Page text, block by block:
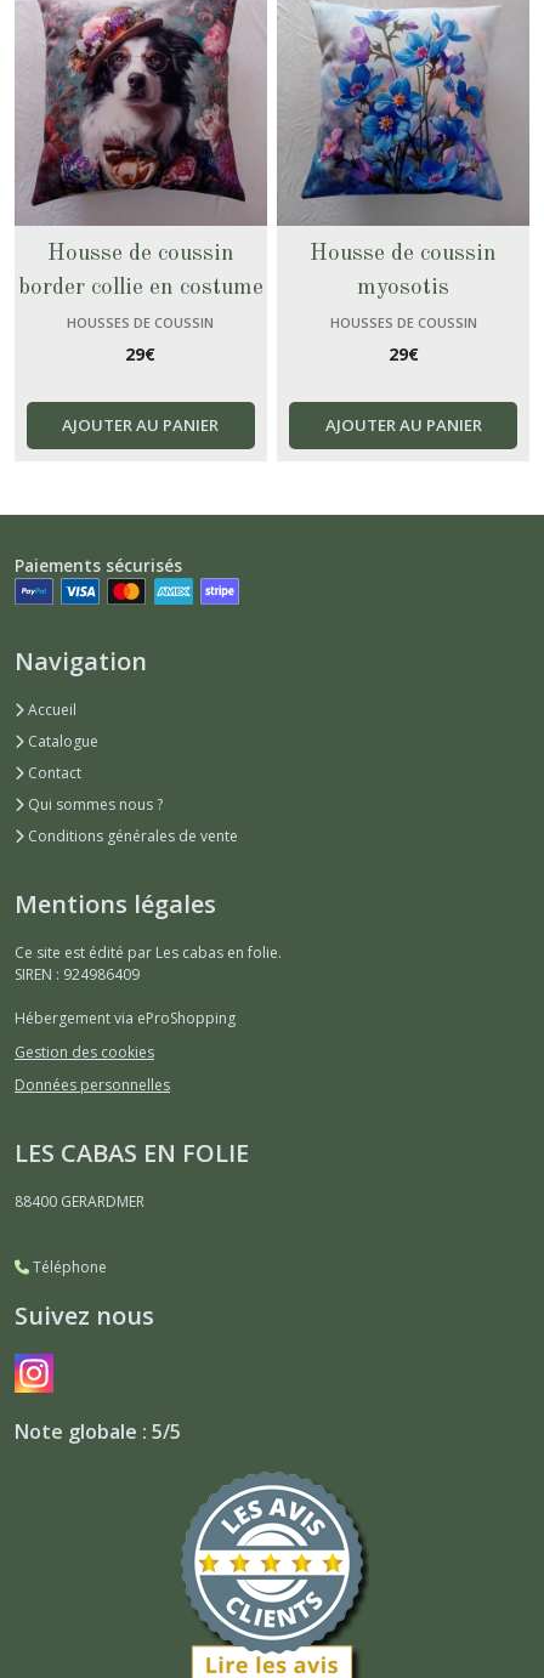
Housse de coussin
border collie en costume
HOUSSES DE COUSSIN
29€
AJOUTER AU PANIER
Housse de coussin
myosotis
HOUSSES DE COUSSIN
29€
AJOUTER AU PANIER
Paiements sécurisés
Navigation
Accueil
Catalogue
Contact
Qui sommes nous ?
Conditions générales de vente
Mentions légales
Ce site est édité par Les cabas en folie.
SIREN : 924986409
Hébergement via eProShopping
Gestion des cookies
Données personnelles
LES CABAS EN FOLIE
88400 GERARDMER
Téléphone
Suivez nous
Note globale : 5/5